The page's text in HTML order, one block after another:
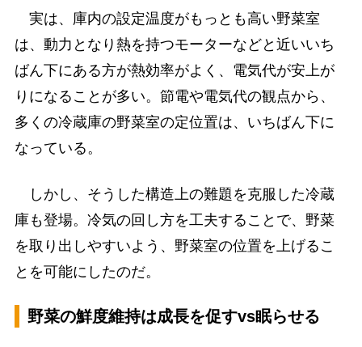
実は、庫内の設定温度がもっとも高い野菜室
は、動力となり熱を持つモーターなどと近いいち
ばん下にある方が熱効率がよく、電気代が安上が
りになることが多い。節電や電気代の観点から、
多くの冷蔵庫の野菜室の定位置は、いちばん下に
なっている。
しかし、そうした構造上の難題を克服した冷蔵
庫も登場。冷気の回し方を工夫することで、野菜
を取り出しやすいよう、野菜室の位置を上げるこ
とを可能にしたのだ。
野菜の鮮度維持は成長を促すvs眠らせる